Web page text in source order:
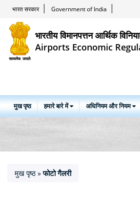
भारत सरकार Government of India
भारतीय विमानपत्तन आर्थिक
Airports Economic
मुख पृष्ठ हमारे बारे में अधिनियम और नियम
मुख पृष्ठ » फोटो गैलरी